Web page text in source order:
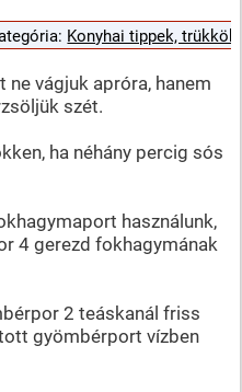
Konyhai tippek, trükkök
vágjuk apróra, hanem
szét.
ha néhány percig sós
használunk,
4 gerezd fokhagymának
2 teáskanál friss
gyömbérport vízben